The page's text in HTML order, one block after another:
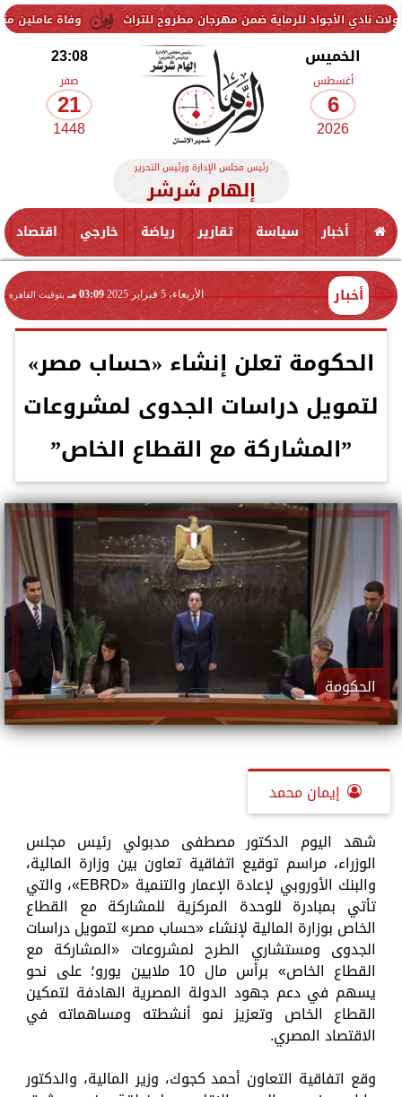
وفاة عاملين متأثرين للرماية ضمن مهرجان مطروح للتراث
الخميس
أغسطس
6
2026
23:08
صفر
21
1448
رئيس مجلس الإدارة ورئيس التحرير
إلهام شرشر
أخبار سياسة تقارير رياضة خارجي اقتصاد
أخبار الأربعاء، 5 فبراير 2025 03:09 مـ بتوقيت القاهرة
الحكومة تعلن إنشاء «حساب مصر»
لتمويل دراسات الجدوى لمشروعات
”المشاركة مع القطاع الخاص”
الحكومة
إيمان محمد
شهد اليوم الدكتور مصطفى مدبولي رئيس مجلس
الوزراء، مراسم توقيع اتفاقية تعاون بين وزارة المالية،
والبنك الأوروبي لإعادة الإعمار والتنمية «EBRD»، والتي
تأتي بمبادرة للوحدة المركزية للمشاركة مع القطاع
الخاص بوزارة المالية لإنشاء «حساب مصر» لتمويل دراسات
الجدوى ومستشاري الطرح لمشروعات «المشاركة مع
القطاع الخاص» برأس مال 10 ملايين يورو؛ على نحو
يسهم في دعم جهود الدولة المصرية الهادفة لتمكين
القطاع الخاص وتعزيز نمو أنشطته ومساهماته في
الاقتصاد المصري.
وقع اتفاقية التعاون أحمد كجوك، وزير المالية، والدكتور